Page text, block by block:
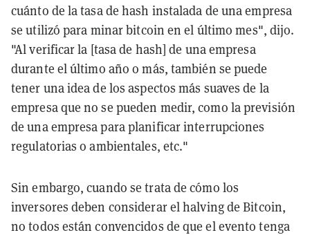
cuánto de la tasa de hash instalada de una empresa
se utilizó para minar bitcoin en el último mes", dijo.
"Al verificar la [tasa de hash] de una empresa
durante el último año o más, también se puede
tener una idea de los aspectos más suaves de la
empresa que no se pueden medir, como la previsión
de una empresa para planificar interrupciones
regulatorias o ambientales, etc."
Sin embargo, cuando se trata de cómo los
inversores deben considerar el halving de Bitcoin,
no todos están convencidos de que el evento tenga